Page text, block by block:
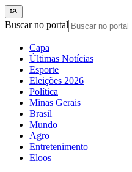
Buscar no portal
Capa
Últimas Notícias
Esporte
Eleições 2026
Política
Minas Gerais
Brasil
Mundo
Agro
Entretenimento
Eloos